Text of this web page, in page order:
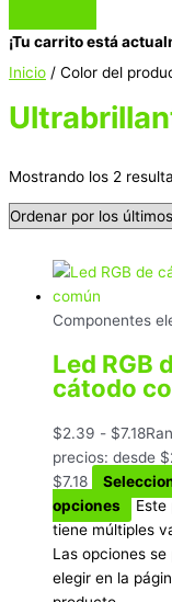
¡Tu carrito está
Inicio / Color del
Mostrando los 2
Componentes
Led RGB
cátodo
$2.39 - $7.18
precios: desde
$7.18
opciones
Este
tiene múltiples
Las opciones se
elegir en la